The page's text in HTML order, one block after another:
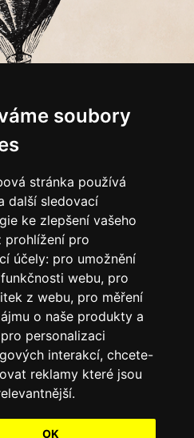
soubory
stránka používá
další sledovací
ke zlepšení vašeho
prohlížení pro
účely: pro umožnění
webu, pro
z webu, pro měření
o naše produkty a
personalizaci
interakcí, chcete-
reklamy které jsou
.
OK
Zpravodaje
je společnost
&Restaurátorský tým
XXIII.
8.srpen 2026